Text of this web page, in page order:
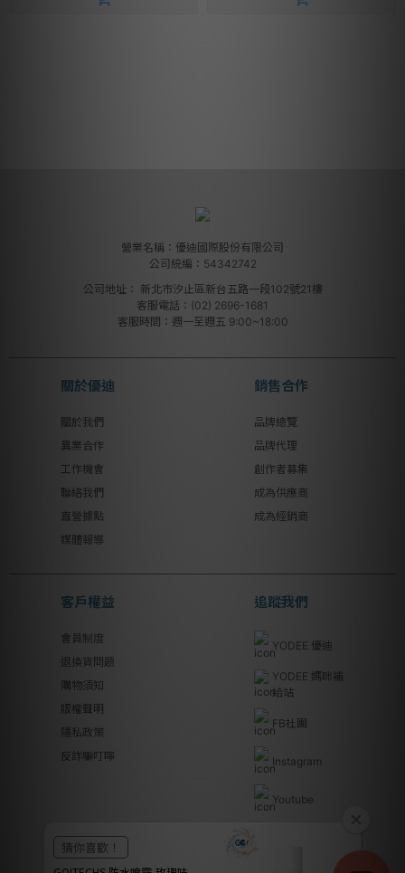
營業名稱：優迪國際股份有限公司
公司統編：54342742
公司地址： 新北市汐止區新台五路一段102號21樓
客服電話：(02) 2696-1681
客服時間：週一至週五 9:00~18:00
關於優迪
關於我們
異業合作
工作機會
聯絡我們
直營據點
媒體報導
銷售合作
品牌總覽
品牌代理
創作者募集
成為供應商
成為經銷商
客戶權益
會員制度
退換貨問題
購物須知
版權聲明
隱私政策
反詐騙叮嚀
追蹤我們
YODEE 優迪
YODEE 媽咪補
給站
FB社團
Instagram
Youtube